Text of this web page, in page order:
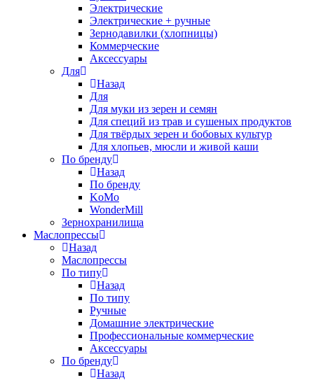
Электрические
Электрические + ручные
Зернодавилки (хлопницы)
Коммерческие
Аксессуары
Для
Назад
Для
Для муки из зерен и семян
Для специй из трав и сушеных продуктов
Для твёрдых зерен и бобовых культур
Для хлопьев, мюсли и живой каши
По бренду
Назад
По бренду
KoMo
WonderMill
Зернохранилища
Маслопрессы
Назад
Маслопрессы
По типу
Назад
По типу
Ручные
Домашние электрические
Профессиональные коммерческие
Аксессуары
По бренду
Назад